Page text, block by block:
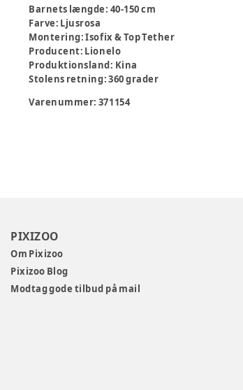
Barnets længde: 40-150 cm
Farve: Ljusrosa
Montering:Isofix & Top Tether
Producent: Lionelo
Produktionsland: Kina
Stolens retning:360 grader
Varenummer: 371154
PIXIZOO
Om Pixizoo
Pixizoo Blog
Modtag gode tilbud på mail